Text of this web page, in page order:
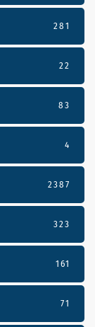
281
22
83
4
2387
323
161
71